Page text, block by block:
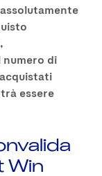
numero di
essere
Win